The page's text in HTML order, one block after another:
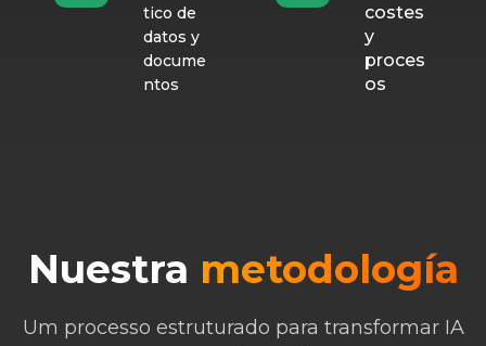
tico de
datos y
docume
ntos
costes
y
proces
os
Nuestra metodología
Um processo estruturado para transformar IA